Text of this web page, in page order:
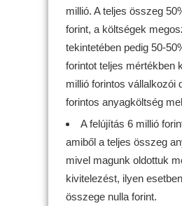
millió. A teljes összeg
forint, a költségek
tekintetében pedig 50-
forintot teljes mértékben
millió forintos vállalkozói
forintos anyagköltség
A felújítás 6 millió
amiből a teljes összeg
mivel magunk oldottuk
kivitelezést, ilyen
összege nulla forint.